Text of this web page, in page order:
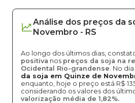
Análise dos preços da
Novembro - RS
Ao longo dos últimos dias,
positiva nos preços da soja na
Ocidental Rio-grandense. No
da soja em Quinze de
enquanto, hoje o preço está R$
considerando os valores dos
valorização média de 1,82%.